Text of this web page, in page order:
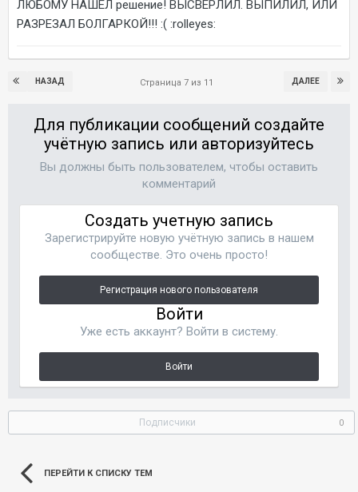
ЛЮБОМУ НАШЕЛ решение! ВЫСВЕРЛИЛ. ВЫПИЛИЛ, ИЛИ
РАЗРЕЗАЛ БОЛГАРКОЙ!!! :( :rolleyes:
НАЗАД ДАЛЕЕ
Страница 7 из 11
Для публикации сообщений создайте
учётную запись или авторизуйтесь
Вы должны быть пользователем, чтобы оставить
комментарий
Создать учетную запись
Зарегистрируйте новую учётную запись в нашем
сообществе. Это очень просто!
Регистрация нового пользователя
Войти
Уже есть аккаунт? Войти в систему.
Войти
Подписчики 0
ПЕРЕЙТИ К СПИСКУ ТЕМ